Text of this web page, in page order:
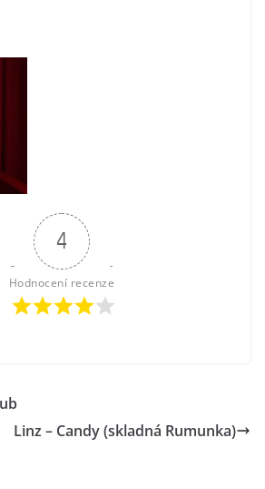
4
Hodnocení recenze
Linz – Candy (skladná Rumunka)